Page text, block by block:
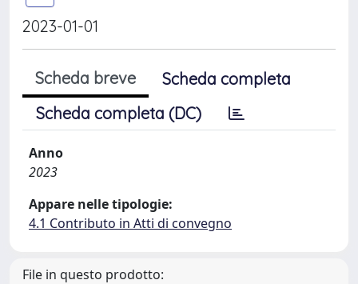
2023-01-01
Scheda breve
Scheda completa
Scheda completa (DC)
Anno
2023
Appare nelle tipologie:
4.1 Contributo in Atti di convegno
File in questo prodotto: